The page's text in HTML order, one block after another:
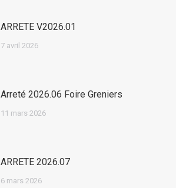
ARRETE V2026.01
7 avril 2026
Arreté 2026.06 Foire Greniers
11 mars 2026
ARRETE 2026.07
6 mars 2026